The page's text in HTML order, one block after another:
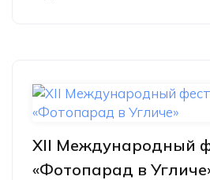
XII Международный
«Фотопарад в